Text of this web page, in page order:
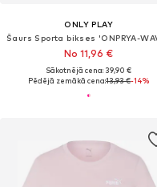
ONLY PLAY
No 11,96 €
Sākotnējā cena: 39,90 €
Pēdējā zemākā cena:13,93 €-14%